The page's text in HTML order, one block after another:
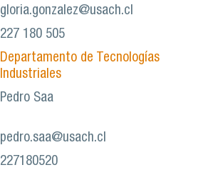
gloria.gonzalez@usach.cl
227 180 505
Departamento de Tecnologías
Industriales
Pedro Saa
pedro.saa@usach.cl
227180520